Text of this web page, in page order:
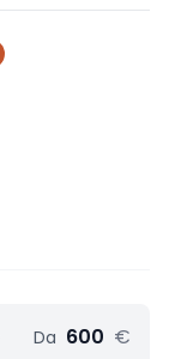
Da 600 €